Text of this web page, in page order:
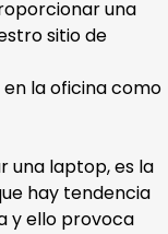
una
sitio de
la oficina como
una laptop, es la
hay tendencia
y ello provoca